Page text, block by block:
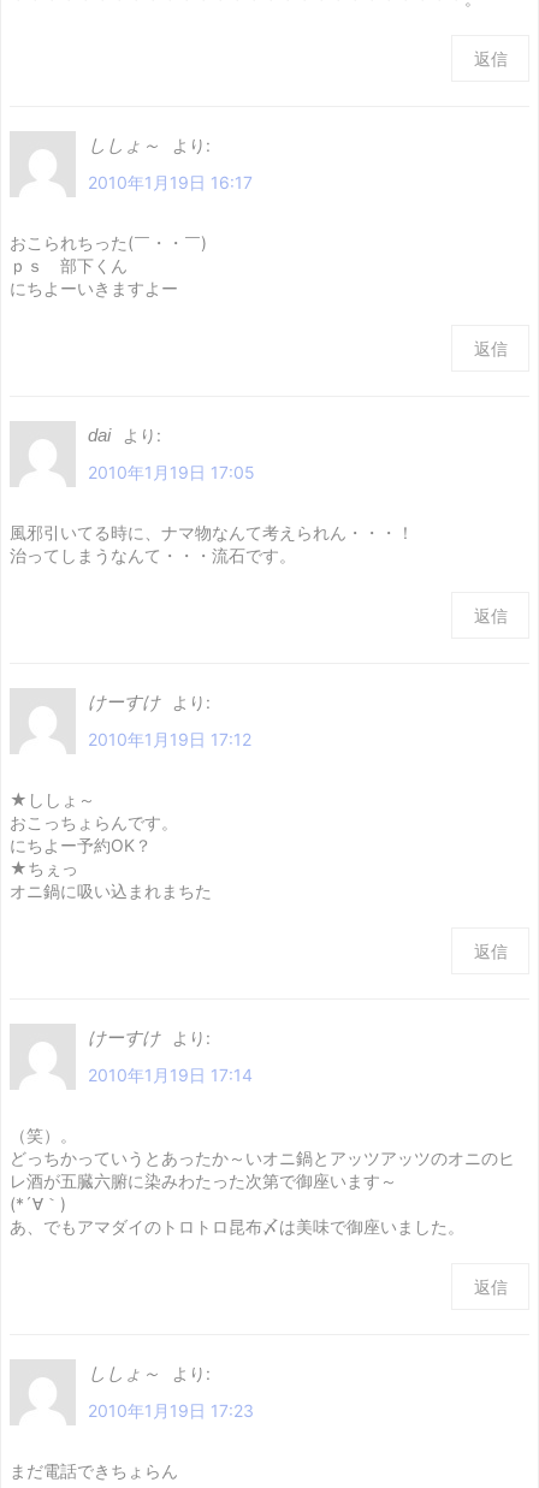
返信
ししょ～
より:
2010年1月19日 16:17
おこられちった(￣・・￣)
ｐｓ 部下くん
にちよーいきますよー
返信
dai
より:
2010年1月19日 17:05
風邪引いてる時に、ナマ物なんて考えられん・・・！
治ってしまうなんて・・・流石です。
返信
けーすけ
より:
2010年1月19日 17:12
★ししょ～
おこっちょらんです。
にちよー予約OK？
★ちぇっ
オニ鍋に吸い込まれまちた
返信
けーすけ
より:
2010年1月19日 17:14
（笑）。
どっちかっていうとあったか～いオニ鍋とアッツアッツのオニのヒ
レ酒が五臓六腑に染みわたった次第で御座います～
(*´∀｀)
あ、でもアマダイのトロトロ昆布〆は美味で御座いました。
返信
ししょ～
より:
2010年1月19日 17:23
まだ電話できちょらん